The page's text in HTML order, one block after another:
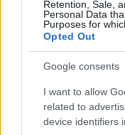
Retention, Sale,
Personal Data
Purposes for
Opted Out
Google consents
I want to allow
related to
device identifiers